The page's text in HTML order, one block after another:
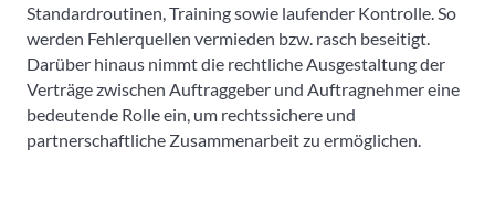
Standardroutinen, Training sowie laufender Kontrolle. So
werden Fehlerquellen vermieden bzw. rasch beseitigt.
Darüber hinaus nimmt die rechtliche Ausgestaltung der
Verträge zwischen Auftraggeber und Auftragnehmer eine
bedeutende Rolle ein, um rechtssichere und
partnerschaftliche Zusammenarbeit zu ermöglichen.